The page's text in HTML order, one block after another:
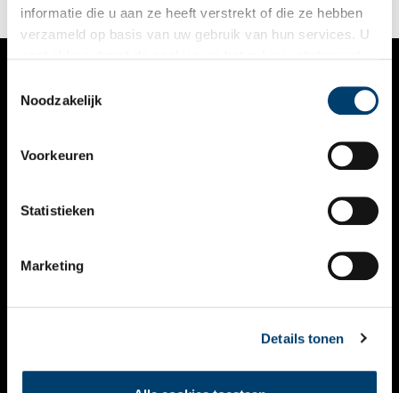
informatie die u aan ze heeft verstrekt of die ze hebben
verzameld op basis van uw gebruik van hun services. U
Noodzakelijk
Voorkeuren
Statistieken
Marketing
Details tonen
VERHALEN
KALENDER
THEMA’S
VIDEO’S
CONTACT